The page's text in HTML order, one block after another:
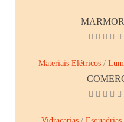
Materiais Elétricos /